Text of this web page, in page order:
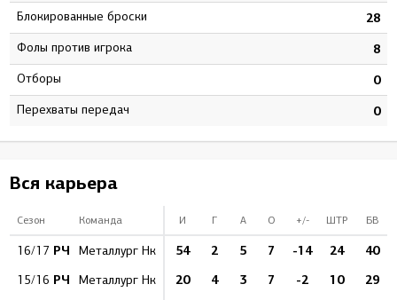
Блокированные броски 28
Фолы против игрока 8
Отборы 0
Перехваты передач 0
Вся карьера
Сезон Команда И Г А О +/- ШТР БВ
16/17 РЧ Металлург Нк 54 2 5 7 -14 24 40
15/16 РЧ Металлург Нк 20 4 3 7 -2 10 29